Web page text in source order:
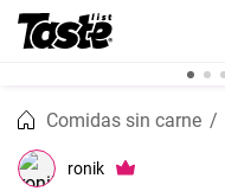
Comidas sin carne
ronik